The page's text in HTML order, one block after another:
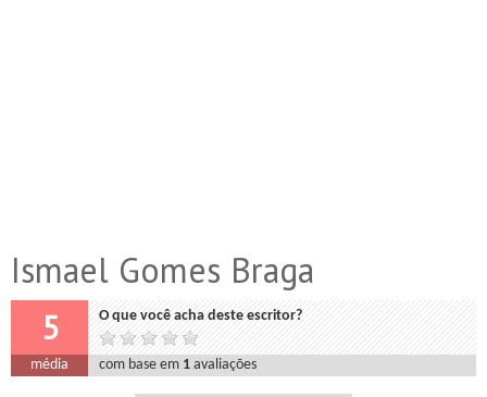
Ismael Gomes Braga
5 O que você acha deste escritor?
média com base em 1 avaliações